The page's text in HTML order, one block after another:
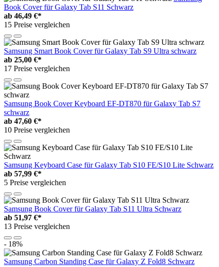
Book Cover für Galaxy Tab S11 Schwarz
ab 46,49 €*
15 Preise vergleichen
Samsung Smart Book Cover für Galaxy Tab S9 Ultra schwarz
ab 25,00 €*
17 Preise vergleichen
Samsung Book Cover Keyboard EF-DT870 für Galaxy Tab S7
schwarz
ab 47,60 €*
10 Preise vergleichen
Samsung Keyboard Case für Galaxy Tab S10 FE/S10 Lite Schwarz
ab 57,99 €*
5 Preise vergleichen
Samsung Book Cover für Galaxy Tab S11 Ultra Schwarz
ab 51,97 €*
13 Preise vergleichen
- 18%
Samsung Carbon Standing Case für Galaxy Z Fold8 Schwarz